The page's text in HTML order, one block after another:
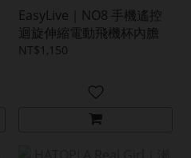
EasyLive｜NO8 手機遙控
迴旋伸縮電動飛機杯內膽
NT$1,150